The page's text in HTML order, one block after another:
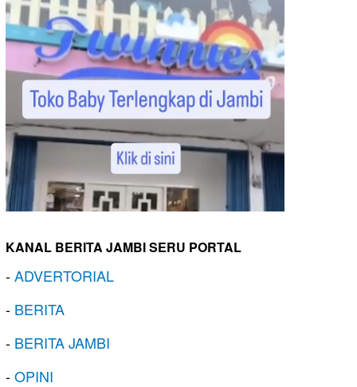
KANAL BERITA JAMBI SERU PORTAL
-ADVERTORIAL
- BERITA
- BERITA JAMBI
-OPINI